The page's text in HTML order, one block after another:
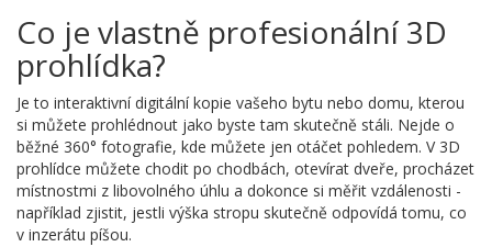
Co je vlastně profesionální 3D
prohlídka?
Je to interaktivní digitální kopie vašeho bytu nebo domu, kterou
si můžete prohlédnout jako byste tam skutečně stáli. Nejde o
běžné 360° fotografie, kde můžete jen otáčet pohledem. V 3D
prohlídce můžete chodit po chodbách, otevírat dveře, procházet
místnostmi z libovolného úhlu a dokonce si měřit vzdálenosti -
například zjistit, jestli výška stropu skutečně odpovídá tomu, co
v inzerátu píšou.